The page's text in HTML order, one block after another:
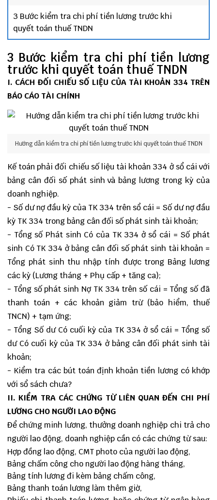
3 Bước kiểm tra chi phí tiền lương trước khi
quyết toán thuế TNDN
3 Bước kiểm tra chi phí tiền lương
trước khi quyết toán thuế TNDN
I. CÁCH ĐỐI CHIẾU SỐ LIỆU CỦA TÀI KHOẢN 334 TRÊN
BÁO CÁO TÀI CHÍNH
Hướng dẫn kiểm tra chi phí tiền lương trước khi quyết toán thuế TNDN
Kế toán phải đối chiếu số liệu tài khoản 334 ở sổ cái với
bảng cân đối số phát sinh và bảng lương trong kỳ của
doanh nghiệp.
- Số dư nợ đầu kỳ của TK 334 trên sổ cái = Số dư nợ đầu
kỳ TK 334 trong bảng cân đối số phát sinh tài khoản;
- Tổng số Phát sinh Có của TK 334 ở sổ cái = Số phát
sinh Có TK 334 ở bảng cân đối số phát sinh tài khoản =
Tổng phát sinh thu nhập tính được trong Bảng lương
các kỳ (Lương tháng + Phụ cấp + tăng ca);
- Tổng số phát sinh Nợ TK 334 trên số cái = Tổng số đã
thanh toán + các khoản giảm trừ (bảo hiểm, thuế
TNCN) + tạm ứng;
- Tổng Số dư Có cuối kỳ của TK 334 ở sổ cái = Tổng số
dư Có cuối kỳ của TK 334 ở bảng cân đối phát sinh tài
khoản;
- Kiểm tra các bút toán định khoản tiền lương có khớp
với sổ sách chưa?
II. KIỂM TRA CÁC CHỨNG TỪ LIÊN QUAN ĐẾN CHI PHÍ
LƯƠNG CHO NGƯỜI LAO ĐỘNG
Để chứng minh lương, thưởng doanh nghiệp chi trả cho
người lao động, doanh nghiệp cần có các chứng từ sau:
Hợp đồng lao động, CMT photo của người lao động,
Bảng chấm công cho người lao động hàng tháng,
Bảng tính lương đi kèm bảng chấm công,
Bảng thanh toán lương làm thêm giờ,